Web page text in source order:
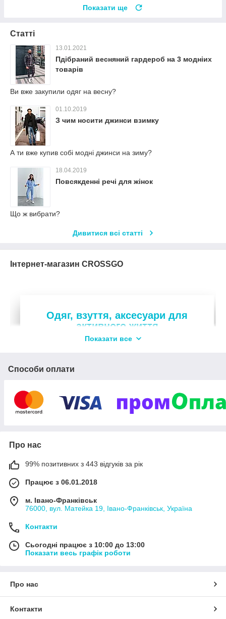
Показати ще
Статті
13.01.2021
Пдібраний весняний гардероб на 3 модніих
товарів
Ви вже закупили одяг на весну?
01.10.2019
З чим носити джинси взимку
А ти вже купив собі модні джинси на зиму?
18.04.2019
Повсякденні речі для жінок
Що ж вибрати?
Дивитися всі статті
Інтернет-магазин CROSSGO
Одяг, взуття, аксесуари для
активного життя
З2018 року
000 товарів
Гарантуємо вигідні умови як оптовими, так і
роздрібним покупцям.
У нашому каталозі представлені
Чоловічі кросівки для спорту і щоденного
Показати все
Способи оплати
Про нас
99% позитивних з 443 відгуків за рік
Працює з 06.01.2018
м. Івано-Франківськ
76000, вул. Матейка 19, Івано-Франківськ, Україна
Контакти
Сьогодні працює з 10:00 до 13:00
Показати весь графік роботи
Про нас
Контакти